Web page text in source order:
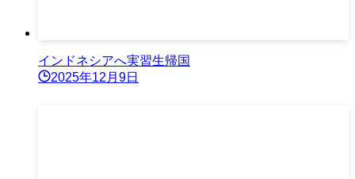
インドネシアへ実習生帰国
2025年12月9日